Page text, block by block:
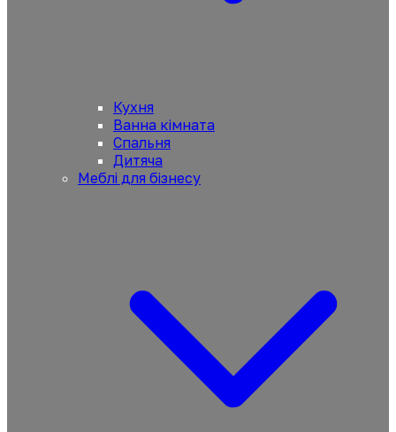
Кухня
Ванна кімната
Спальня
Дитяча
Меблі для бізнесу